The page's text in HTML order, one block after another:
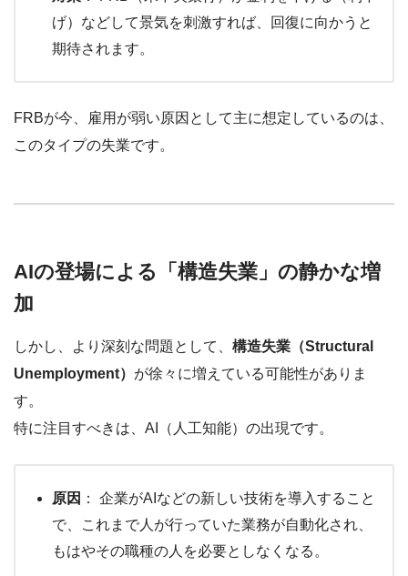
げ）などして景気を刺激すれば、回復に向かうと
期待されます。
FRBが今、雇用が弱い原因として主に想定しているのは、
このタイプの失業です。
AIの登場による「構造失業」の静かな増
加
しかし、より深刻な問題として、 構造失業（Structural
Unemployment） が徐々に増えている可能性がありま
す。
特に注目すべきは、AI（人工知能）の出現です。
原因 ： 企業がAIなどの新しい技術を導入すること
で、これまで人が行っていた業務が自動化され、
もはやその職種の人を必要としなくなる。